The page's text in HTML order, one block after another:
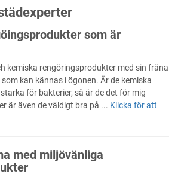
som är
kemiska rengöringsprodukter med sin fräna
kan kännas i ögonen. Är de kemiska
för bakterier, så är de det för mig
är även de väldigt bra på ... Klicka för att
med miljövänliga